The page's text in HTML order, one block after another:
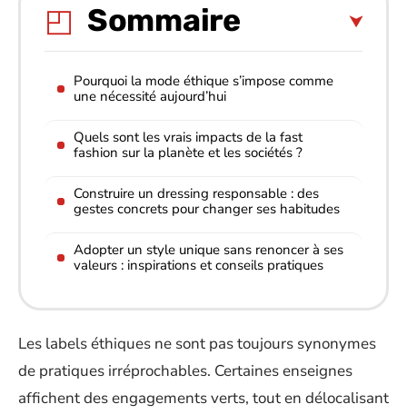
Sommaire
Pourquoi la mode éthique s’impose comme
une nécessité aujourd’hui
Quels sont les vrais impacts de la fast
fashion sur la planète et les sociétés ?
Construire un dressing responsable : des
gestes concrets pour changer ses habitudes
Adopter un style unique sans renoncer à ses
valeurs : inspirations et conseils pratiques
Les labels éthiques ne sont pas toujours synonymes
de pratiques irréprochables. Certaines enseignes
affichent des engagements verts, tout en délocalisant